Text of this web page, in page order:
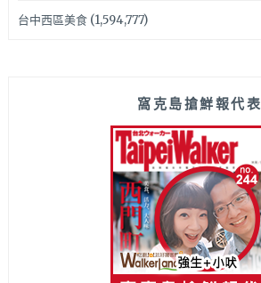
台中西區美食(1,594,777)
窩克島搶鮮報代表